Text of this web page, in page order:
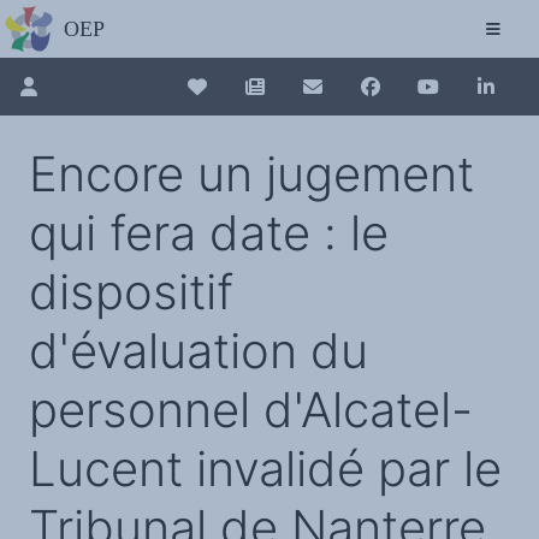
La Collection plurilinguisme sur
Nouveau dictionnaire des anglicismes
Les Assises européennes du
Découvrez le site avec Mistral IA, Deepseek, ChatGPT, etc.
La Charte européenne du plurilinguisme
Qui sommes-nous ?
Agir avec l'OEP
Contacter l'OEP
Demander un stage
Régles de confidentialité
LES ACTIONS
La Lettre de l'OEP
Les éditos de l'OEP
La petite librairie de l'OEP
Collection Plurilinguisme
L'annuaire des chercheurs et équipes de recherche sur le plurilinguisme
Les séminaires en partenariat
Une cagnotte pour installer le plurilinguisme à l'université
PÔLE RECHERCHE
Bibliographie
Colloques et séminaires
Appels à communication ou projet
Classement thématique
Instituts et centres de recherche
Encore un jugement
qui fera date : le
dispositif
d'évaluation du
personnel d'Alcatel-
Lucent invalidé par le